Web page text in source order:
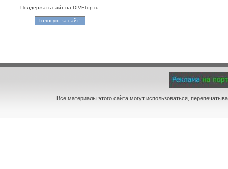
Поддержать сайт на DIVEtop.ru:
Все материалы этого сайта могут использоваться,